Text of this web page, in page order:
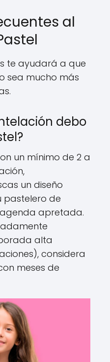
al
te ayudará a que
sea mucho más
debo
un mínimo de 2 a
un diseño
pastelero de
apretada.
alta
considera
meses de